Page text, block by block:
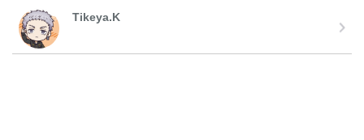
Tikeya.K